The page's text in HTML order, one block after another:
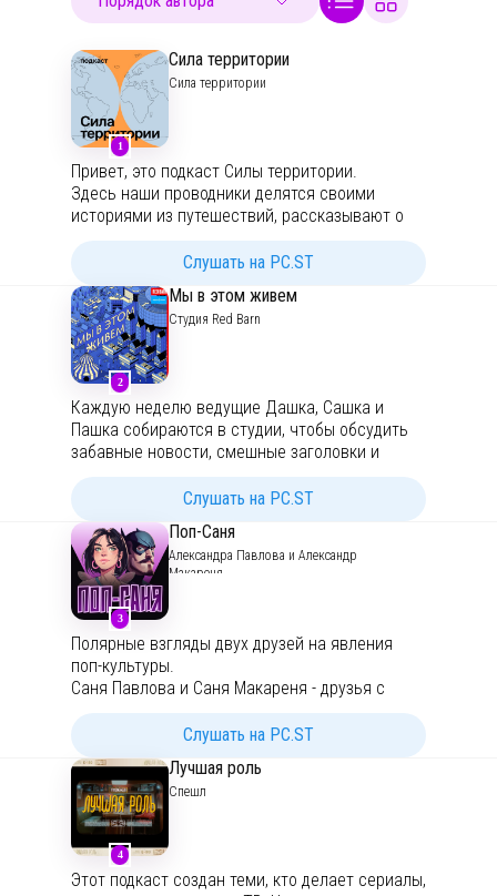
1
Сила территории
Сила территории
Привет, это подкаст Силы территории.
Здесь наши проводники делятся своими
историями из путешествий, рассказывают о
Выбрать уникальное путешествие:
https://powerofterritory.ru/
Ведущий: Женя Серов
Композитор: Кира Вайнштейн
Наши соцсети:
t.me/powerofterritory
instagram.com/powerofterritory
vk.com/thepowerofterritory
Для обратной связи:
Слушать на PC.ST
2
Мы в этом живем
Студия Red Barn
Каждую неделю ведущие Дашка, Сашка и
Пашка собираются в студии, чтобы обсудить
забавные новости, смешные заголовки и
создан (). Подписывайтесь на наш телеграм -
Связаться с нами -
Слушать на PC.ST
3
Поп-Саня
Александра Павлова и Александр
Макареня
Полярные взгляды двух друзей на явления
поп-культуры.
Саня Павлова и Саня Макареня - друзья с
опытом и взглядами на одни и те же игры,
фильмы, сериалы и другие проекты. В этом
подкасте мы с разных сторон обсуждаем
явления поп-культуры, которые оказывают
влияние на нашу (и вашу) повседневную
жизнь
Поддержать нас на Бусти:
https://boosty.to/pop-sanya
Слушать на PC.ST
4
Лучшая роль
Спешл
Этот подкаст создан теми, кто делает сериалы,